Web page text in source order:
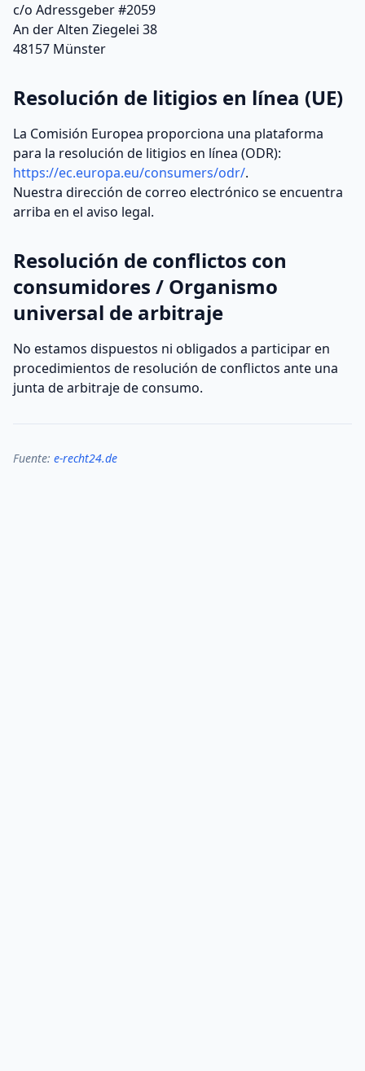
c/o Adressgeber #2059
An der Alten Ziegelei 38
48157 Münster
Resolución de litigios en línea (UE)
La Comisión Europea proporciona una plataforma
para la resolución de litigios en línea (ODR):
https://ec.europa.eu/consumers/odr/.
Nuestra dirección de correo electrónico se encuentra
arriba en el aviso legal.
Resolución de conflictos con
consumidores / Organismo
universal de arbitraje
No estamos dispuestos ni obligados a participar en
procedimientos de resolución de conflictos ante una
junta de arbitraje de consumo.
Fuente: e-recht24.de